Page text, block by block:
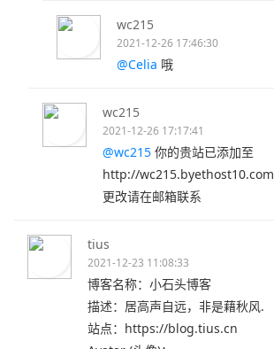
wc215
2021-12-26 17:46:30
@Celia 哦
wc215
2021-12-26 17:17:41
@wc215你的贵站已添加至
http://
更改请在邮箱联系
tius
2021-12-23 11:08:33
博客名称：小石头博客
描述：居高声自远，非是藉秋风.
站点：https://blog.tius.cn